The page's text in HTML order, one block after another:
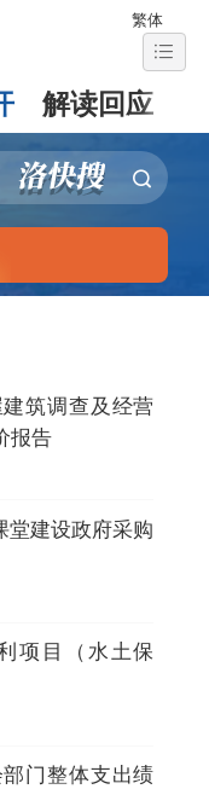
繁体
解读回应
筑调查及经营
报告
堂建设政府采购
项目（水土保
门整体支出绩